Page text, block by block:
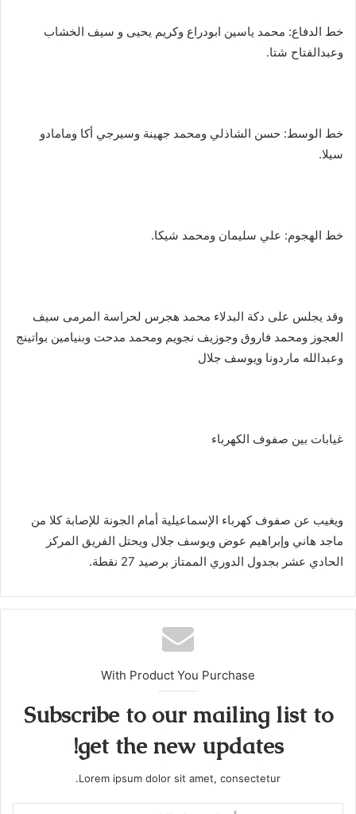
خط الدفاع: محمد ياسين ابودراع وكريم يحيى و سيف الخشاب
وعبدالفتاح شتا.
خط الوسط: حسن الشاذلي ومحمد جهينة وسيرجي أكا ومامادو
سيلا.
خط الهجوم: علي سليمان ومحمد شيكا.
وقد يجلس على دكة البدلاء محمد هجرس لحراسة المرمى سيف
العجوز ومحمد فاروق وجوزيف نجويم ومحمد مدحت وبنيامين بواتينج
وعبدالله ماردونا ويوسف جلال
غيابات بين صفوف الكهرباء
ويغيب عن صفوف كهرباء الإسماعيلية أمام الجونة للإصابة كلا من
ماجد هاني وإبراهيم عوض ويوسف جلال ويحتل الفريق المركز
الحادي عشر بجدول الدوري الممتاز برصيد 27 نقطة.
With Product You Purchase
Subscribe to our mailing list to
get the new updates!
Lorem ipsum dolor sit amet, consectetur.